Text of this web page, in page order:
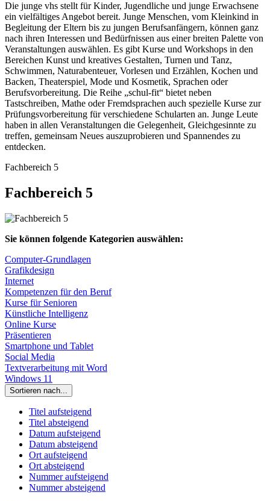
Die junge vhs stellt für Kinder, Jugendliche und junge Erwachsene
ein vielfältiges Angebot bereit. Junge Menschen, vom Kleinkind in
Begleitung der Eltern bis zu jungen Berufsanfängern, können ganz
nach ihren Interessen und Bedürfnissen aus einer breiten Palette von
Veranstaltungen auswählen. Es gibt Kurse und Workshops in den
Bereichen Kunst und kreatives Gestalten, Turnen und Tanz,
Schwimmen, Naturabenteuer, Vorlesen und Erzählen, Kochen und
Backen, Theaterspiel, Mode und Kosmetik, Sprachen oder
Berufsvorbereitung. Die Reihe „schul-fit“ bietet neben
Tastschreiben, Mathe oder Fremdsprachen auch spezielle Kurse zur
Prüfungsvorbereitung für verschiedene Schularten an. Junge Leute
haben in allen Veranstaltungen die Gelegenheit, Gleichgesinnte zu
treffen, gemeinsam Neues auszuprobieren und Spannendes zu
entdecken.
Fachbereich 5
Fachbereich 5
Sie können folgende Kategorien auswählen:
Computer-Grundlagen
Grafikdesign
Internet
Kompetenzen für den Beruf
Kurse für Senioren
Künstliche Intelligenz
Online Kurse
Präsentieren
Smartphone und Tablet
Social Media
Textverarbeitung mit Word
Windows 11
Sortieren nach...
Titel aufsteigend
Titel absteigend
Datum aufsteigend
Datum absteigend
Ort aufsteigend
Ort absteigend
Nummer aufsteigend
Nummer absteigend